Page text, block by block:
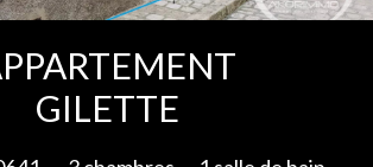
GILETTE